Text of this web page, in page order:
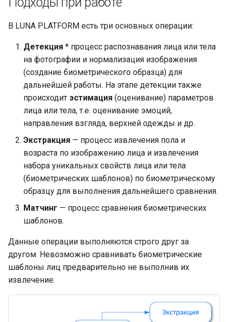
В LUNA PLATFORM есть три основных операции:
Детекция * процесс распознавания лица или тела
на фотографии и нормализация изображения
(создание биометрического образца) для
дальнейшей работы. На этапе детекции также
происходит эстимация (оценивание) параметров
лица или тела, т.е. оценивание эмоций,
направления взгляда, верхней одежды и др.
Экстракция — процесс извлечения пола и
возраста по изображению лица и извлечения
набора уникальных свойств лица или тела
(биометрических шаблонов) по биометрическому
образцу для выполнения дальнейшего сравнения.
Матчинг — процесс сравнения биометрических
шаблонов.
Данные операции выполняются строго друг за
другом. Невозможно сравнивать биометрические
шаблоны лиц предварительно не выполнив их
извлечение.